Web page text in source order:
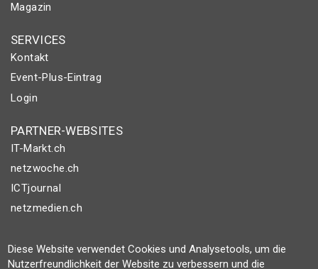
Magazin
SERVICES
Kontakt
Event-Plus-Eintrag
Login
PARTNER-WEBSITES
IT-Markt.ch
netzwoche.ch
ICTjournal
netzmedien.ch
Impressum
Diese Website verwendet Cookies und Analysetools, um die
Nutzerfreundlichkeit der Website zu verbessern und die